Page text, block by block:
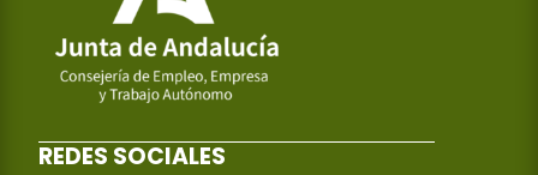
REDES SOCIALES